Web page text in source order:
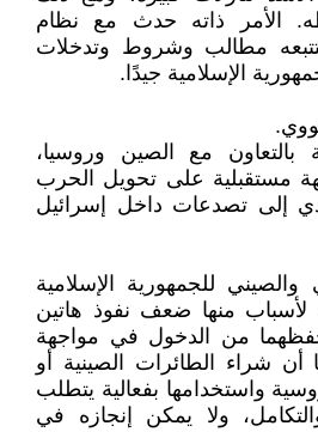
الأمر ذاته حدث مع نظام
مطالب وشروط وتدخلات
الإسلامية جيدًا.
بالتعاون مع الصين وروسيا،
مستقبلية على تحويل الحرب
إلى تصدعات داخل إسرائيل
للجمهورية الإسلامية
لأسباب منها ضعف نفوذ هاتين
من الدخول في مواجهة
شراء الطائرات الصينية أو
واستخدامها بفعالية يتطلب
ولا يمكن إنجازه في